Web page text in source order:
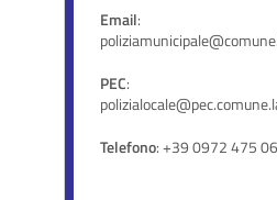
Email:
PEC:
Telefono: +39 0972 475